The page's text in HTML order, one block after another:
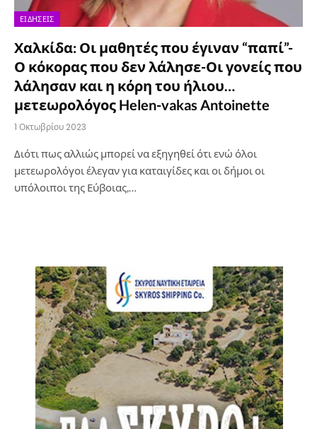
ΕΙΔΉΣΕΙΣ
Χαλκίδα: Οι μαθητές που έγιναν “παπί”-
Ο κόκορας που δεν λάλησε-Οι γονείς που
λάλησαν και η κόρη του ήλιου…
μετεωρολόγος Helen-vakas Antoinette
1 Οκτωβρίου 2023
Διότι πως αλλιώς μπορεί να εξηγηθεί ότι ενώ όλοι
μετεωρολόγοι έλεγαν για καταιγίδες και οι δήμοι οι
υπόλοιποι της Εύβοιας,…